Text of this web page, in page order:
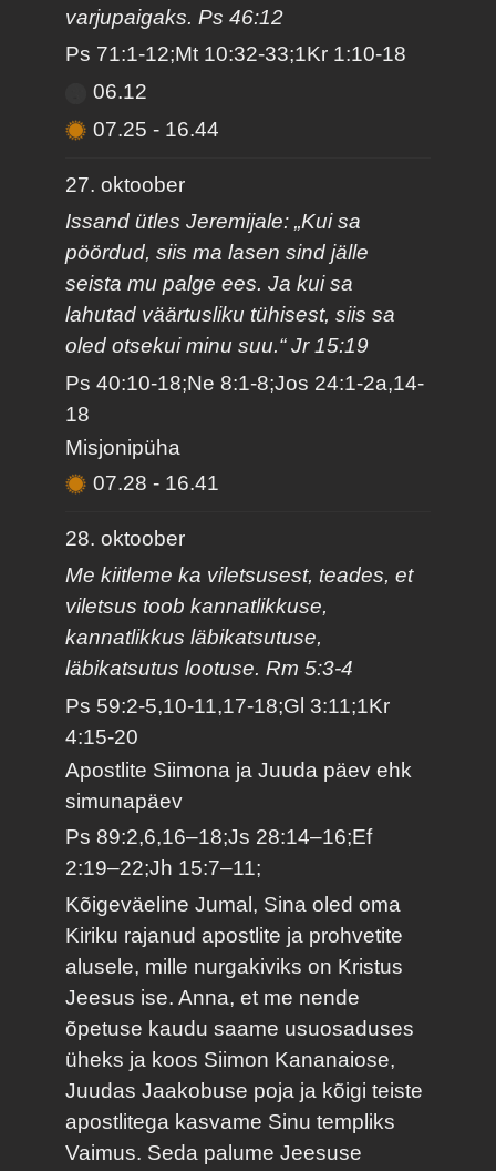
varjupaigaks. Ps 46:12
Ps 71:1-12;Mt 10:32-33;1Kr 1:10-18
06.12
07.25- 16.44
27. oktoober
Issand ütles Jeremijale: „Kui sa
pöördud, siis ma lasen sind jälle
seista mu palge ees. Ja kui sa
lahutad väärtusliku tühisest, siis sa
oled otsekui minu suu.“ Jr 15:19
Ps 40:10-18;Ne 8:1-8;Jos 24:1-2a,14-
18
Misjonipüha
07.28- 16.41
28. oktoober
Me kiitleme ka viletsusest, teades, et
viletsus toob kannatlikkuse,
kannatlikkus läbikatsutuse,
läbikatsutus lootuse. Rm 5:3-4
Ps 59:2-5,10-11,17-18;Gl 3:11;1Kr
4:15-20
Apostlite Siimona ja Juuda päev ehk
simunapäev
Ps 89:2,6,16–18;Js 28:14–16;Ef
2:19–22;Jh 15:7–11;
Kõigeväeline Jumal, Sina oled oma
Kiriku rajanud apostlite ja prohvetite
alusele, mille nurgakiviks on Kristus
Jeesus ise. Anna, et me nende
õpetuse kaudu saame usuosaduses
üheks ja koos Siimon Kananaiose,
Juudas Jaakobuse poja ja kõigi teiste
apostlitega kasvame Sinu templiks
Vaimus. Seda palume Jeesuse